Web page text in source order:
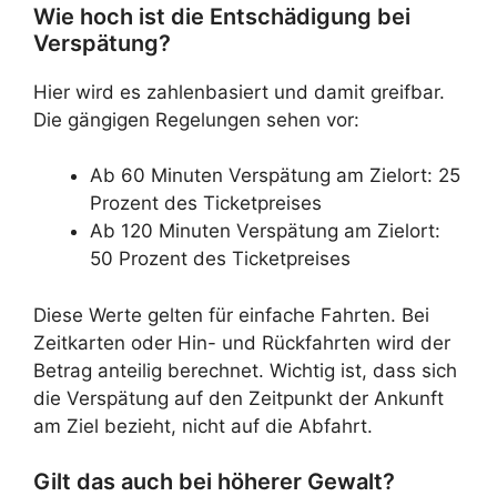
Wie hoch ist die Entschädigung bei
Verspätung?
Hier wird es zahlenbasiert und damit greifbar.
Die gängigen Regelungen sehen vor:
Ab 60 Minuten Verspätung am Zielort: 25
Prozent des Ticketpreises
Ab 120 Minuten Verspätung am Zielort:
50 Prozent des Ticketpreises
Diese Werte gelten für einfache Fahrten. Bei
Zeitkarten oder Hin- und Rückfahrten wird der
Betrag anteilig berechnet. Wichtig ist, dass sich
die Verspätung auf den Zeitpunkt der Ankunft
am Ziel bezieht, nicht auf die Abfahrt.
Gilt das auch bei höherer Gewalt?